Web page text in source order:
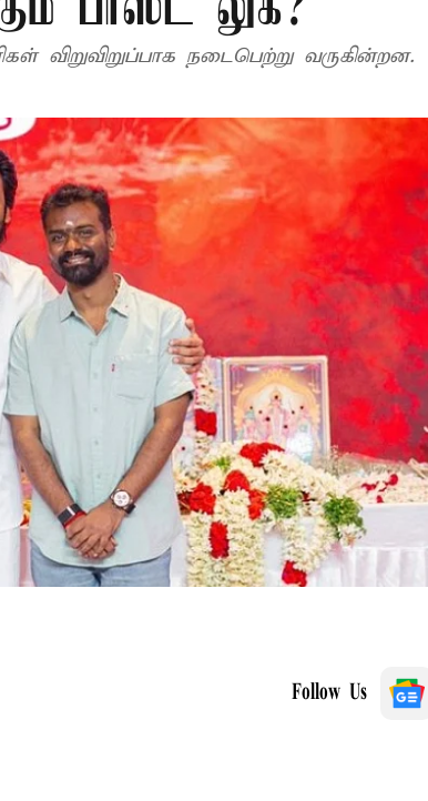
விறுவிறுப்பாக நடைபெற்று வருகின்றன.
Follow Us